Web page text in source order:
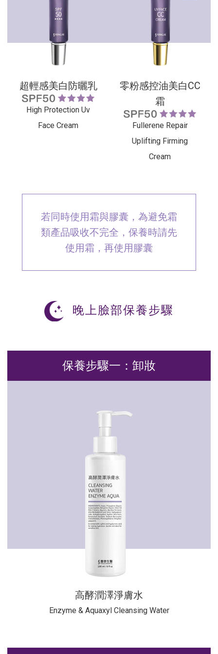
超輕感美白防曬乳
High Protection Uv
Face Cream
零粉感控油美白CC
霜
Fullerene Repair
Uplifting Firming
Cream
若同時使用霜與膠囊，為避免霜
類產品吸收不完全，保養時請先
使用霜，再使用膠囊
晚上臉部保養步驟
保養步驟一：卸妝
高酵潤澤淨膚水
Enzyme & Aquaxyl Cleansing Water